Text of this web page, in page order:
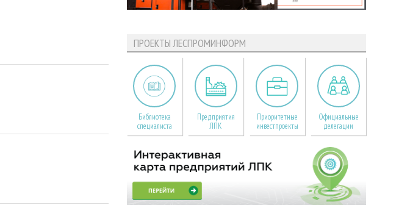
ПРОЕКТЫ ЛЕСПРОМИНФОРМ
Библиотека
специалиста
Предприятия
ЛПК
Приоритетные
инвестпроекты
Официальные
делегации